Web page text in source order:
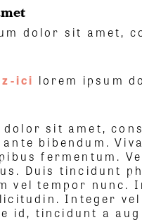
dolor sit amet,
ici lorem ipsum
dolor sit amet,
bibendum.
fermentum.
Duis tincidunt
vel tempor nunc.
Integer
id, tincidunt a